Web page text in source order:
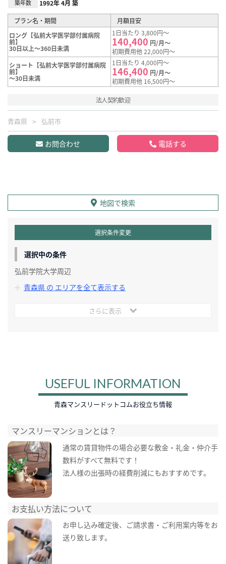
築年数 1992年 4月 築
プラン名・期間
月額目安
ロング【弘前大学医学部付属病院
前】
30日以上～360日未満
1日当たり 3,800円～
140,400 円/月～
初期費用他 22,000円～
ショート【弘前大学医学部付属病院
前】
～30日未満
1日当たり 4,000円～
146,400 円/月～
初期費用他 16,500円～
法人契約歓迎
青森県 弘前市
お問合わせ 電話する
地図で検索
選択条件変更
選択中の条件
弘前学院大学周辺
青森県 の エリアを全て表示する
さらに表示
USEFUL INFORMATION
青森マンスリードットコムお役立ち情報
マンスリーマンションとは？
通常の賃貸物件の場合必要な敷金・礼金・仲介手
数料がすべて無料です！
法人様の出張時の経費削減にもおすすめです。
お支払い方法について
お申し込み確定後、ご請求書・ご利用案内等をお
送り致します。